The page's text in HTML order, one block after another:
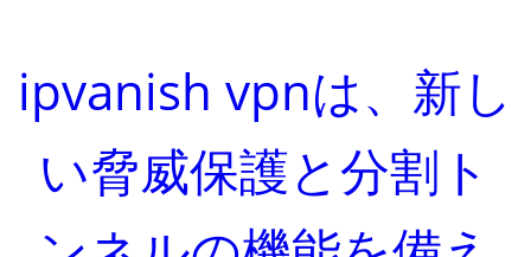
ipvanish vpnは、新し
い脅威保護と分割ト